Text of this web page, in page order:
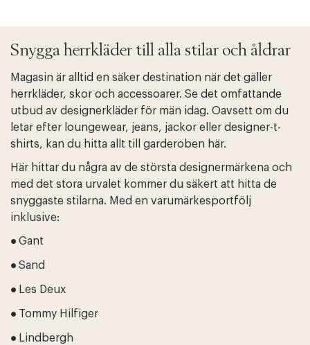
Snygga herrkläder till alla stilar och åldrar
Magasin är alltid en säker destination när det gäller
herrkläder, skor och accessoarer. Se det omfattande
utbud av designerkläder för män idag. Oavsett om du
letar efter loungewear, jeans, jackor eller designer-t-
shirts, kan du hitta allt till garderoben här.
Här hittar du några av de största designermärkena och
med det stora urvalet kommer du säkert att hitta de
snyggaste stilarna. Med en varumärkesportfölj
inklusive:
● Gant
● Sand
● Les Deux
● Tommy Hilfiger
● Lindbergh